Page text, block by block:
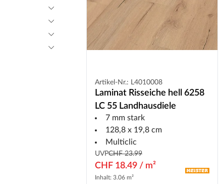
Artikel-Nr.: L4010008
Laminat Risseiche hell 6258
LC 55 Landhausdiele
7 mm stark
128,8 x 19,8 cm
Multiclic
UVPCHF 23.99
CHF 18.49 / m²
Inhalt: 3.06 m²